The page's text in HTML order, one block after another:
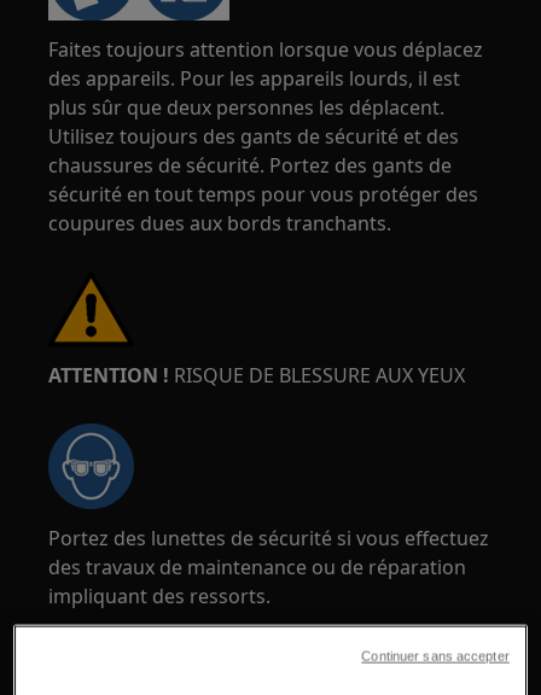
Faites toujours attention lorsque vous déplacez
des appareils. Pour les appareils lourds, il est
plus sûr que deux personnes les déplacent.
Utilisez toujours des gants de sécurité et des
chaussures de sécurité. Portez des gants de
sécurité en tout temps pour vous protéger des
coupures dues aux bords tranchants.
ATTENTION ! RISQUE DE BLESSURE AUX YEUX
Portez des lunettes de sécurité si vous effectuez
des travaux de maintenance ou de réparation
impliquant des ressorts.
Continuer sans accepter